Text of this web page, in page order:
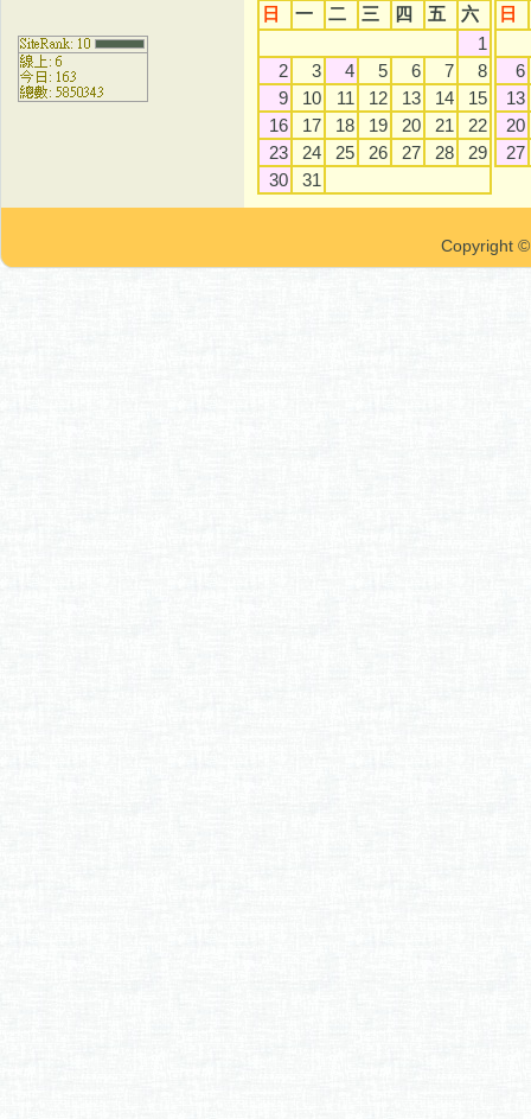
日
一 二 三 四 五
六
1
2
3 4 5 6 7
8
9
10 11 12 13 14
15
16
17 18 19 20 21
22
23
24 25 26 27 28
29
30
31
日
6
13
20
27
Copyright